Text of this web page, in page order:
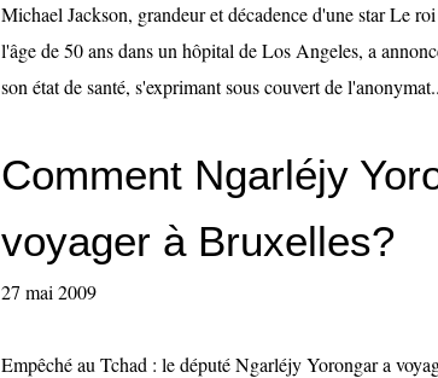
Michael Jackson, grandeur et décadence d'une star Le
l'âge de 50 ans dans un hôpital de Los Angeles, a
son état de santé, s'exprimant sous couvert de
Comment Ngarléjy
27 mai 2009
Empêché au Tchad : le député Ngarléjy Yorongar a